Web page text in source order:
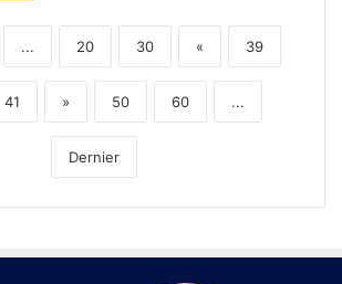
... 20 30 « 39
41 » 50 60 ...
Dernier